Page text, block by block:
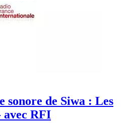
sonore de Siwa : Les
avec RFI